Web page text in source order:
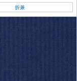
折兼